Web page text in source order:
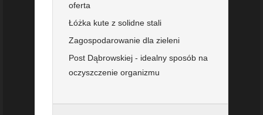
oferta
Łóżka kute z solidne stali
Zagospodarowanie dla zieleni
Post Dąbrowskiej - idealny sposób na
oczyszczenie organizmu